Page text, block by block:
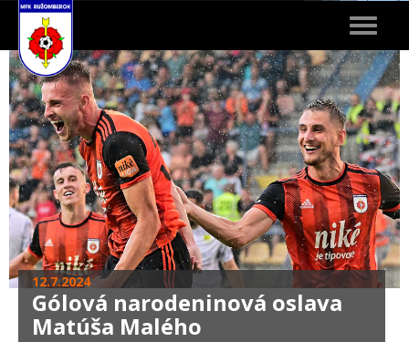
Toggle
12.7.2024
Gólová narodeninová oslava
Matúša Malého